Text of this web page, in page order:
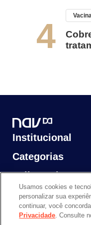
4
Institucional
Categorias
Saiba Mais
Usamos cookies e
personalizar sua
continuar, você
Privacidade. Consulte